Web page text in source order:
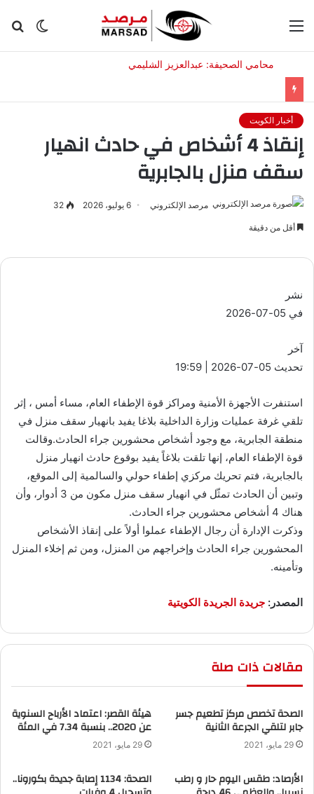
الوضع
أخبار الكويت
إنقاذ 4 أشخاص في حادث انهيار
سقف منزل بالجابرية
مرصد الإلكتروني 6 يوليو، 2026 32
أقل من دقيقة
نشر
في 05-07-2026
آخر
تحديث 05-07-2026 | 19:59
استنفرت الأجهزة الأمنية ومراكز قوة الإطفاء العام، مساء أمس ، إثر
تلقي غرفة عمليات وزارة الداخلية بلاغا يفيد بانهيار سقف منزل في
منطقة الجابرية، مع وجود أشخاص محشورين جراء الحادث.وقالت
قوة الإطفاء العام، إنها تلقت بلاغاً يفيد بوقوع حادث انهيار منزل
بالجابرية، فتم تحريك مركزي إطفاء حولي والسالمية إلى الموقع،
وتبين أن الحادث تمثّل في انهيار سقف منزل مكون من 3 أدوار، وأن
هناك 4 أشخاص محشورين جراء الحادث.
وذكرت الإدارة أن رجال الإطفاء عملوا أولاً على إنقاذ الأشخاص
المحشورين جراء الحادث وإخراجهم من المنزل، ومن ثم إخلاء المنزل
وتأمينه.
المصدر: جريدة الجريدة الكويتية
مقالات ذات صلة
الصحة تخصص مركز تطعيم جسر
جابر لتلقي الجرعة الثانية
29 مايو، 2021
هيئة القصر: اعتماد الأرباح السنوية
عن 2020.. بنسبة 7.34 في المئة
29 مايو، 2021
الأرصاد: طقس اليوم حار و رطب الصحة: 1134 إصابة جديدة بكورونا..